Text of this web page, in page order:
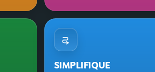
SIMPLIFIQUE